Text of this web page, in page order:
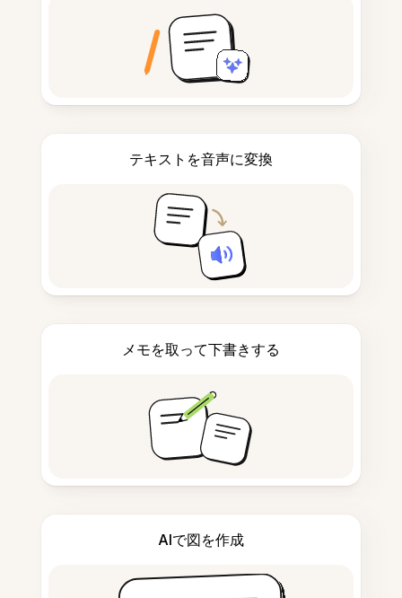
テキストを音声に変換
メモを取って下書きする
AIで図を作成